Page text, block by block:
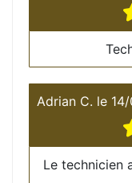
Adrian C. le
Le technicien